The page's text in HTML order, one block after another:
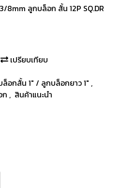
8mm ลูกบล็อก สั้น 12P SQ.DR
เปรียบเทียบ
อกสั้น 1" / ลูกบล็อกยาว 1" ,
ก , สินค้าแนะนำ